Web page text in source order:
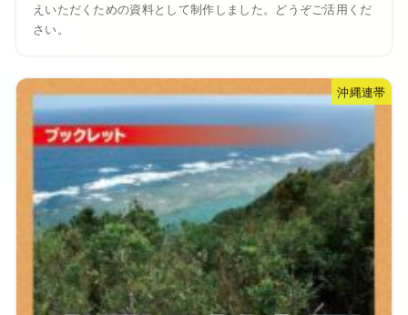
えいただくための資料として制作しました。どうぞご活用くだ
さい。
沖縄連帯